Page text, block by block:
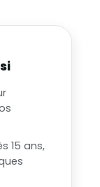
15 ans,